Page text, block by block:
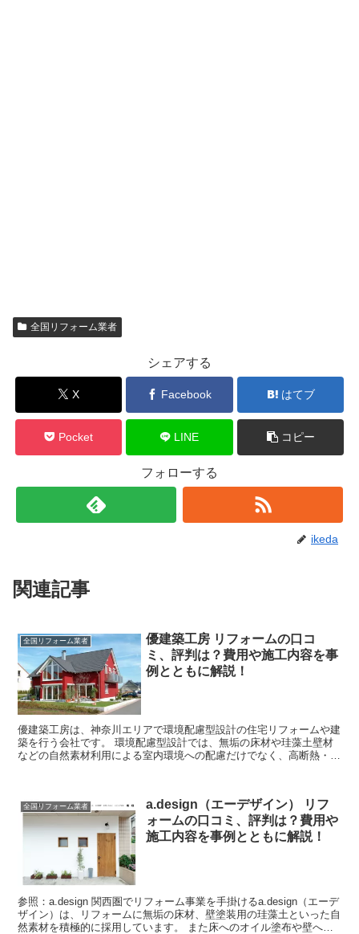
全国リフォーム業者
シェアする
X Facebook はてブ
Pocket LINE コピー
フォローする
ikeda
関連記事
全国リフォーム業者
優建築工房 リフォームの口コ
ミ、評判は？費用や施工内容を事
例とともに解説！
優建築工房は、神奈川エリアで環境配慮型設計の住宅リフォームや建
築を行う会社です。 環境配慮型設計では、無垢の床材や珪藻土壁材
などの自然素材利用による室内環境への配慮だけでなく、高断熱・通
全国リフォーム業者
a.design（エーデザイン） リフ
ォームの口コミ、評判は？費用や
施工内容を事例とともに解説！
参照：a.design 関西圏でリフォーム事業を手掛けるa.design（エーデ
ザイン）は、リフォームに無垢の床材、壁塗装用の珪藻土といった自
然素材を積極的に採用しています。 また床へのオイル塗布や壁への